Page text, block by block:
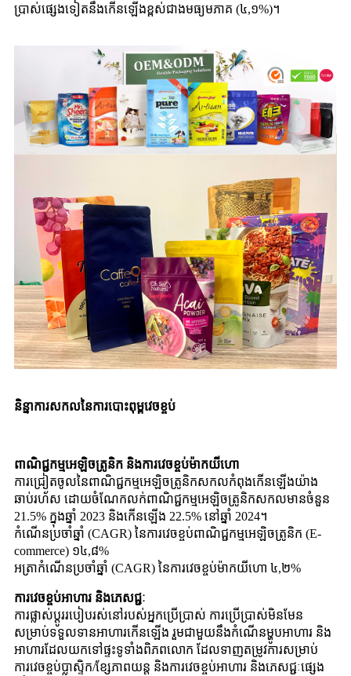
ប្រាស់ផ្សេងទៀតនឹងកើនឡើងខ្ពស់ជាងមធ្យមភាគ (៤,១%)។
និន្នាការសកលនៃការបោះពុម្ពវេចខ្ចប់
ពាណិជ្ជកម្មអេឡិចត្រូនិក និងការវេចខ្ចប់ម៉ាកយីហោ
ការជ្រៀតចូលនៃពាណិជ្ជកម្មអេឡិចត្រូនិកសកលកំពុងកើនឡើងយ៉ាង
ឆាប់រហ័ស ដោយចំណែកលក់ពាណិជ្ជកម្មអេឡិចត្រូនិកសកលមានចំនួន
21.5% ក្នុងឆ្នាំ 2023 និងកើនឡើង 22.5% នៅឆ្នាំ 2024។
កំណើនប្រចាំឆ្នាំ (CAGR) នៃការវេចខ្ចប់ពាណិជ្ជកម្មអេឡិចត្រូនិក (E-
commerce) ១៤,៨%
អត្រាកំណើនប្រចាំឆ្នាំ (CAGR) នៃការវេចខ្ចប់ម៉ាកយីហោ ៤,២%
ការវេចខ្ចប់អាហារ និងភេសជ្ជៈ
ការផ្លាស់ប្តូររបៀបរស់នៅរបស់អ្នកប្រើប្រាស់ ការប្រើប្រាស់មិនមែន
សម្រាប់ទទួលទានអាហារកើនឡើង រួមជាមួយនឹងកំណើនម្ហូបអាហារ និង
អាហារដែលយកទៅផ្ទះទូទាំងពិភពលោក ដែលទាញតម្រូវការសម្រាប់
ការវេចខ្ចប់ប្លាស្ទិក/ខ្សែភាពយន្ត និងការវេចខ្ចប់អាហារ និងភេសជ្ជៈផ្សេង